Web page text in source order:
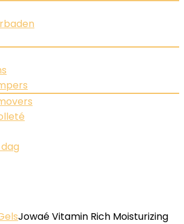
Jowaé Vitamin Rich Moisturizing